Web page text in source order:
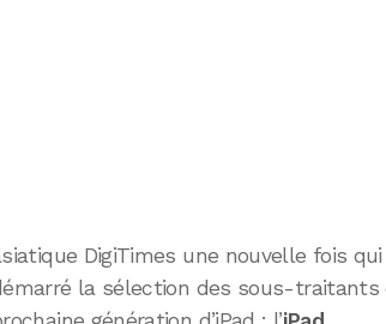
DigiTimes une nouvelle fois
la sélection des sous-traitants